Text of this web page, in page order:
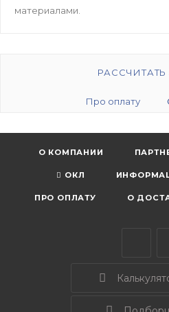
материалами.
РАССЧИТАТЬ
Про оплату
О КОМПАНИИ
ОКЛ
ПРО ОПЛАТУ О